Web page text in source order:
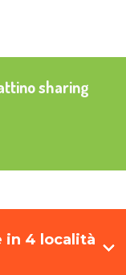
sharing
in 4 località